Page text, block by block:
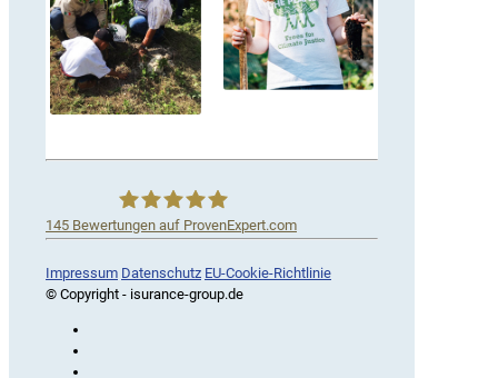
iSurance
145 Bewertungen auf ProvenExpert.com
Impressum Datenschutz EU-Cookie-Richtlinie
© Copyright - isurance-group.de